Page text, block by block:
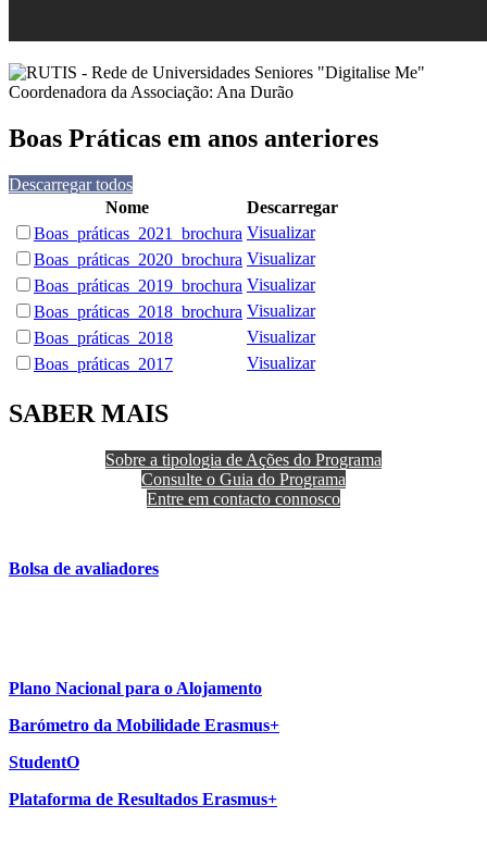
Boas Práticas em anos anteriores
Descarregar todos
Nome
Descarregar
Boas_práticas_2021_brochura Visualizar
Boas_práticas_2020_brochura Visualizar
Boas_práticas_2019_brochura Visualizar
Boas_práticas_2018_brochura Visualizar
Boas_práticas_2018
Visualizar
Boas_práticas_2017
Visualizar
SABER MAIS
Sobre a tipologia de Ações do Programa
Consulte o Guia do Programa
Entre em contacto connosco
Bolsa de avaliadores
Plano Nacional para o Alojamento
Barómetro da Mobilidade Erasmus+
StudentO
Plataforma de Resultados Erasmus+